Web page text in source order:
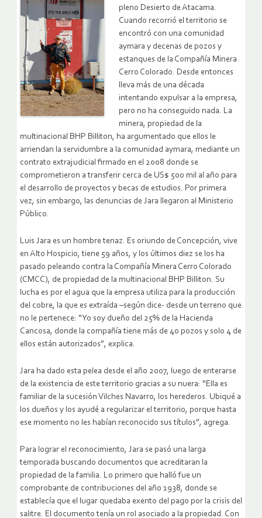
pleno Desierto de Atacama.
Cuando recorrió el territorio se
encontró con una comunidad
aymara y decenas de pozos y
estanques de la Compañía Minera
Cerro Colorado. Desde entonces
lleva más de una década
intentando expulsar a la empresa,
pero no ha conseguido nada. La
minera, propiedad de la
multinacional BHP Billiton, ha argumentado que ellos le
arriendan la servidumbre a la comunidad aymara, mediante un
contrato extrajudicial firmado en el 2008 donde se
comprometieron a transferir cerca de US$ 500 mil al año para
el desarrollo de proyectos y becas de estudios. Por primera
vez, sin embargo, las denuncias de Jara llegaron al Ministerio
Público.
Luis Jara es un hombre tenaz. Es oriundo de Concepción, vive
en Alto Hospicio, tiene 59 años, y los últimos diez se los ha
pasado peleando contra la Compañía Minera Cerro Colorado
(CMCC), de propiedad de la multinacional BHP Billiton. Su
lucha es por el agua que la empresa utiliza para la producción
del cobre, la que es extraída –según dice- desde un terreno que
no le pertenece: “Yo soy dueño del 25% de la Hacienda
Cancosa, donde la compañía tiene más de 40 pozos y solo 4 de
ellos están autorizados”, explica.
Jara ha dado esta pelea desde el año 2007, luego de enterarse
de la existencia de este territorio gracias a su nuera: “Ella es
familiar de la sucesión Vilches Navarro, los herederos. Ubiqué a
los dueños y los ayudé a regularizar el territorio, porque hasta
ese momento no les habían reconocido sus títulos”, agrega.
Para lograr el reconocimiento, Jara se pasó una larga
temporada buscando documentos que acreditaran la
propiedad de la familia. Lo primero que halló fue un
comprobante de contribuciones del año 1938, donde se
establecía que el lugar quedaba exento del pago por la crisis del
salitre. El documento tenía un rol asociado a la propiedad. Con